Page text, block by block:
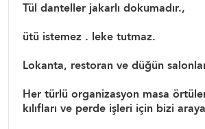
Tül danteller jakarlı dokumadır.,
ütü istemez . leke tutmaz.
Lokanta, restoran ve düğün
Her türlü organizasyon masa
kılıfları ve perde işleri için bizi